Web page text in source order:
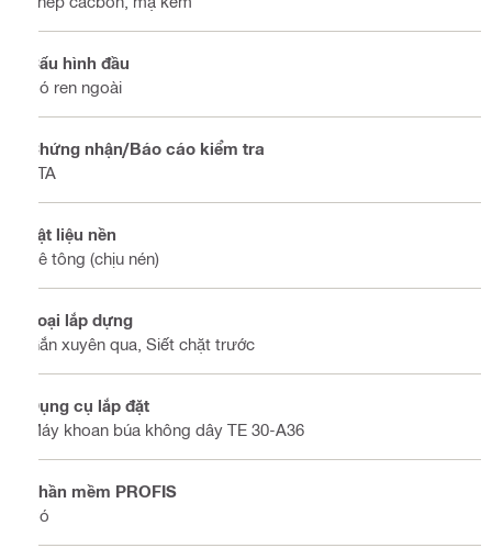
Cấu hình đầu
Có ren ngoài
Chứng nhận/Báo cáo kiểm tra
ETA
Vật liệu nền
Bê tông (chịu nén)
Loại lắp dựng
Gắn xuyên qua, Siết chặt trước
Dụng cụ lắp đặt
Máy khoan búa không dây TE 30-A36
Phần mềm PROFIS
Có